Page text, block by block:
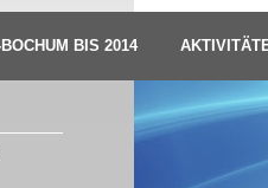
BOCHUM BIS 2014